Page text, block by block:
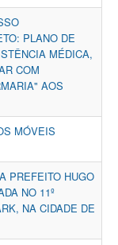
PLANO DE
MÉDICA,
COM
AOS
MÓVEIS
PREFEITO HUGO
NO 11º
NA CIDADE DE